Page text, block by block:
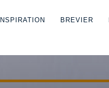
INSPIRATION BREVIER